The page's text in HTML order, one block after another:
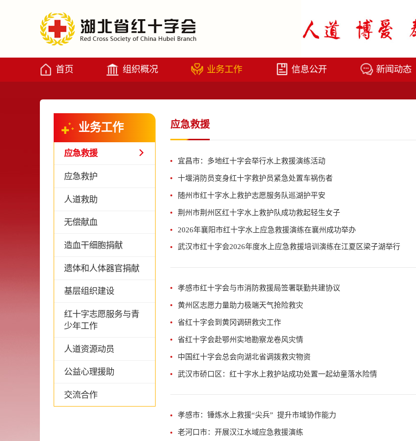
首页 组织概况 业务工作 信息公开 新闻动态
业务工作
应急救援
应急救护
人道救助
无偿献血
造血干细胞捐献
遗体和人体器官捐献
基层组织建设
红十字志愿服务与青
少年工作
人道资源动员
公益心理援助
交流合作
应急救援
宜昌市：多地红十字会举行水上救援演练活动
十堰消防员变身红十字救护员紧急处置车祸伤者
随州市红十字水上救护志愿服务队巡湖护平安
荆州市荆州区红十字水上救护队成功救起轻生女子
2026年襄阳市红十字水上应急救援演练在襄州成功举办
武汉市红十字会2026年度水上应急救援培训演练在江夏区梁子湖举行
孝感市红十字会与市消防救援局签署联勤共建协议
黄州区志愿力量助力极端天气抢险救灾
省红十字会到黄冈调研救灾工作
省红十字会赴鄂州实地勘察龙卷风灾情
中国红十字会总会向湖北省调拨救灾物资
武汉市硚口区：红十字水上救护站成功处置一起幼童落水险情
孝感市：锤炼水上救援“尖兵” 提升市域协作能力
老河口市：开展汉江水域应急救援演练